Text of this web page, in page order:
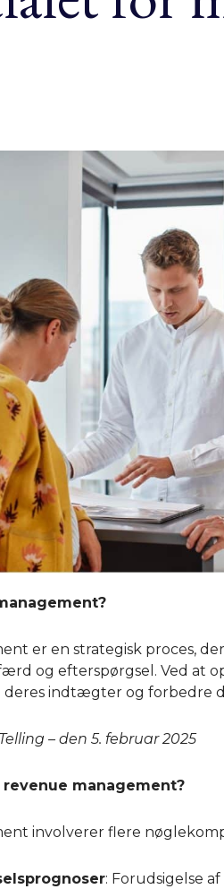
er en strategisk proces,
og efterspørgsel. Ved at
deres indtægter og forbedre
– den 5. februar 2025
management?
involverer flere
: Forudsigelse